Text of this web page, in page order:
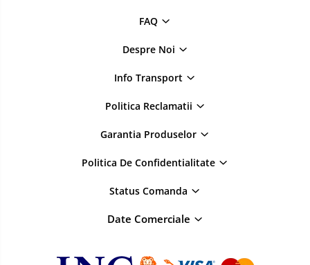
FAQ
Despre Noi
Info Transport
Politica Reclamatii
Garantia Produselor
Politica De Confidentialitate
Status Comanda
Date Comerciale